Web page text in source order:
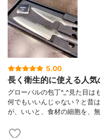
5.00
長く衛生的に使える人気
グローバルの包丁^_^見た目は
何でもいいんじゃない？と昔
が、いいと、食材の細胞を、